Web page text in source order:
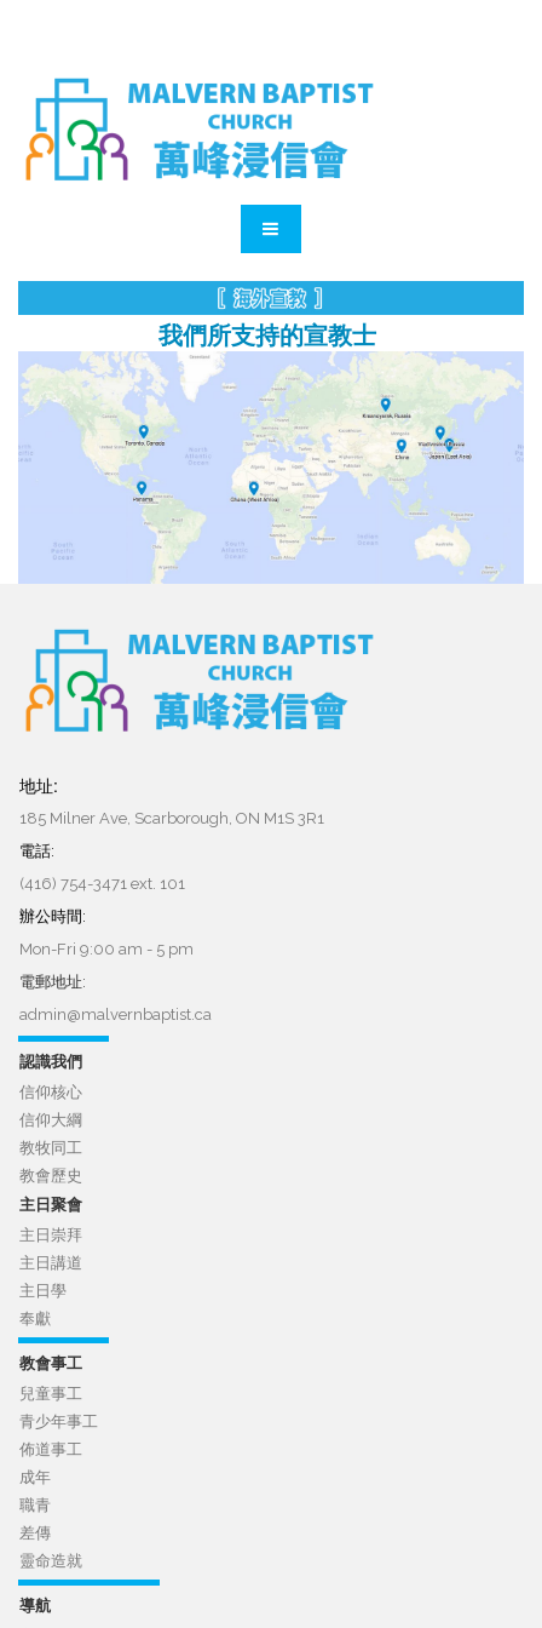
我們所支持的宣教士
地址:
185 Milner Ave, Scarborough, ON M1S 3R1
電話:
(416) 754-3471 ext. 101
辦公時間:
Mon-Fri 9:00 am - 5 pm
電郵地址:
admin@malvernbaptist.ca​​​​​​​
認識我們
信仰核心
信仰大綱
教牧同工
教會歷史
主日聚會
主日崇拜
主日講道
主日學
奉獻
教會事工
兒童事工
青少年事工
佈道事工
成年
職青
差傳
靈命造就
導航